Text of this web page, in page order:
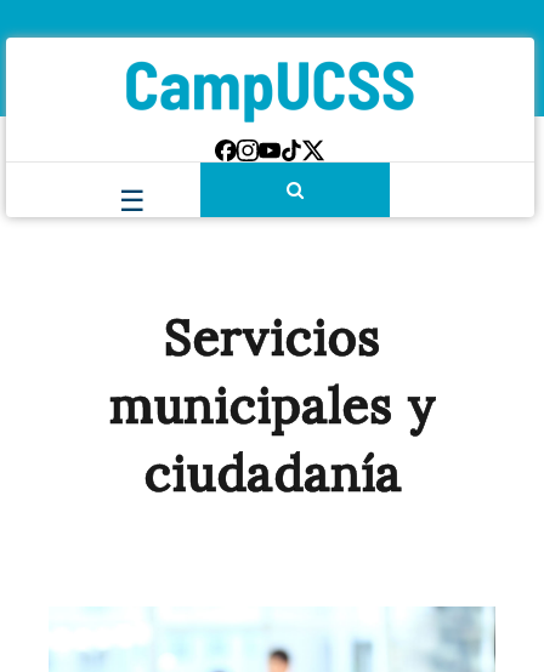
Servicios
municipales y
ciudadanía